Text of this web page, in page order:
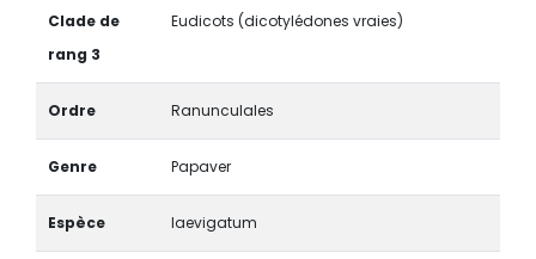
Clade de
rang 3
Eudicots (dicotylédones vraies)
Ordre Ranunculales
Genre Papaver
Espèce laevigatum